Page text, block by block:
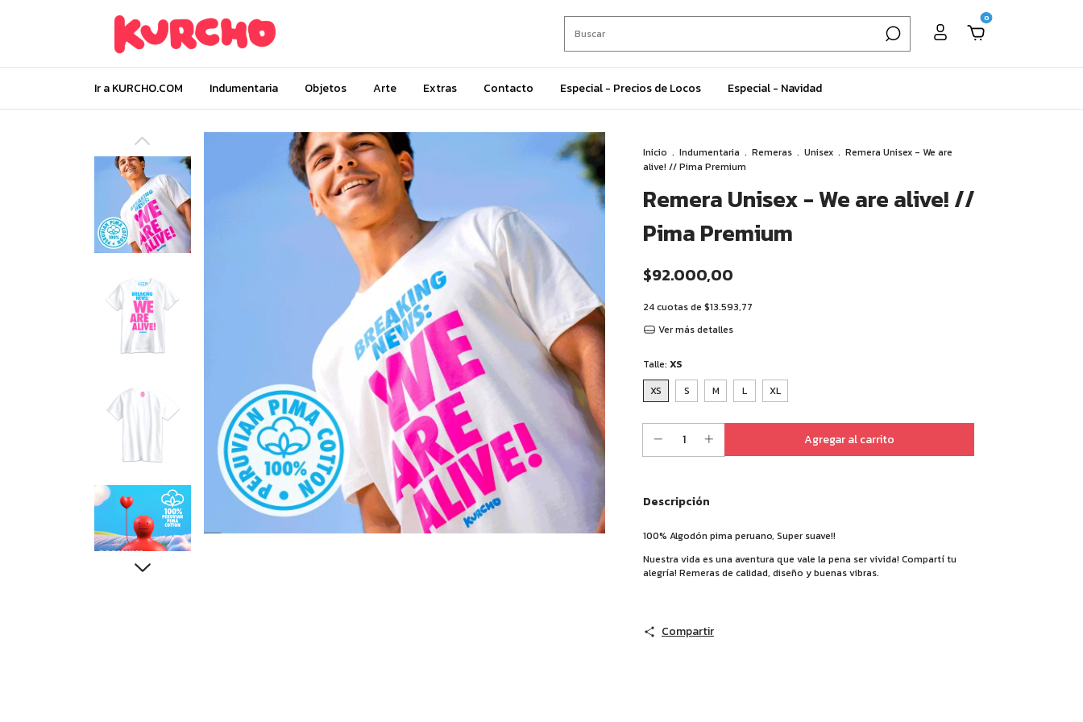
0
Ir a KURCHO.COM Indumentaria Objetos Arte Extras Contacto Especial - Precios de Locos Especial - Navidad
Inicio . Indumentaria . Remeras . Unisex . Remera Unisex - We are
alive! // Pima Premium
Remera Unisex - We are alive! //
Pima Premium
$92.000,00
24cuotas de $13.593,77
Ver más detalles
Talle: XS
XS
S M L XL
Descripción
100% Algodón pima peruano, Super suave!!
Nuestra vida es una aventura que vale la pena ser vivida! Compartí tu
alegría! Remeras de calidad, diseño y buenas vibras.
Compartir